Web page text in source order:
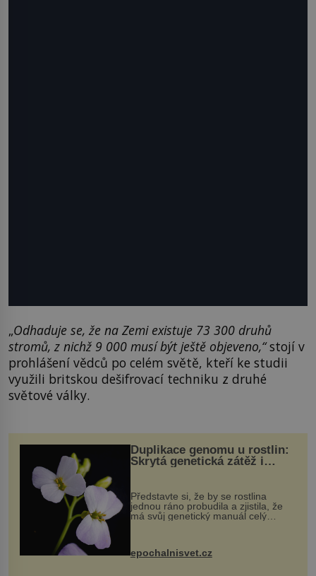
„Odhaduje se, že na Zemi existuje 73 300 druhů
stromů, z nichž 9 000 musí být ještě objeveno,“stojí v
prohlášení vědců po celém světě, kteří ke studii
využili britskou dešifrovací techniku z druhé
světové války.
Duplikace genomu u rostlin:
Skrytá genetická zátěž i
Představte si, že by se rostlina
jednou ráno probudila a zjistila, že
má svůj genetický manuál celý
vstupenka...
epochalnisvet.cz